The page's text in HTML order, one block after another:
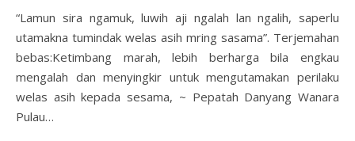
“Lamun sira ngamuk, luwih aji ngalah lan ngalih, saperlu
utamakna tumindak welas asih mring sasama”. Terjemahan
bebas:Ketimbang marah, lebih berharga bila engkau
mengalah dan menyingkir untuk mengutamakan perilaku
welas asih kepada sesama, ~ Pepatah Danyang Wanara
Pulau…